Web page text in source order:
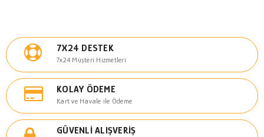
7X24 DESTEK
7x24 Müşteri Hizmetleri
KOLAY ÖDEME
Kart ve Havale ile Ödeme
GÜVENLI ALIŞVERIŞ